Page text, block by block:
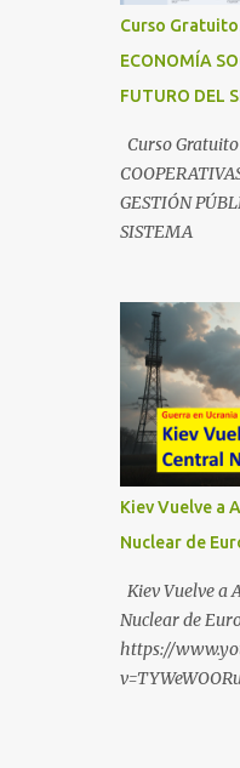
BABESTU? Si
adolescentes
nerabeak
babesteko
ideiak
https://t.me/
YOUTUBE:
https://
Curso
ECONOMÍA
FUTURO DEL
Curso
GESTIÓN
SISTEMA
usp=sharing
Kiev Vuelve a
Nuclear de
Kiev Vuelve a
Nuclear de
https://